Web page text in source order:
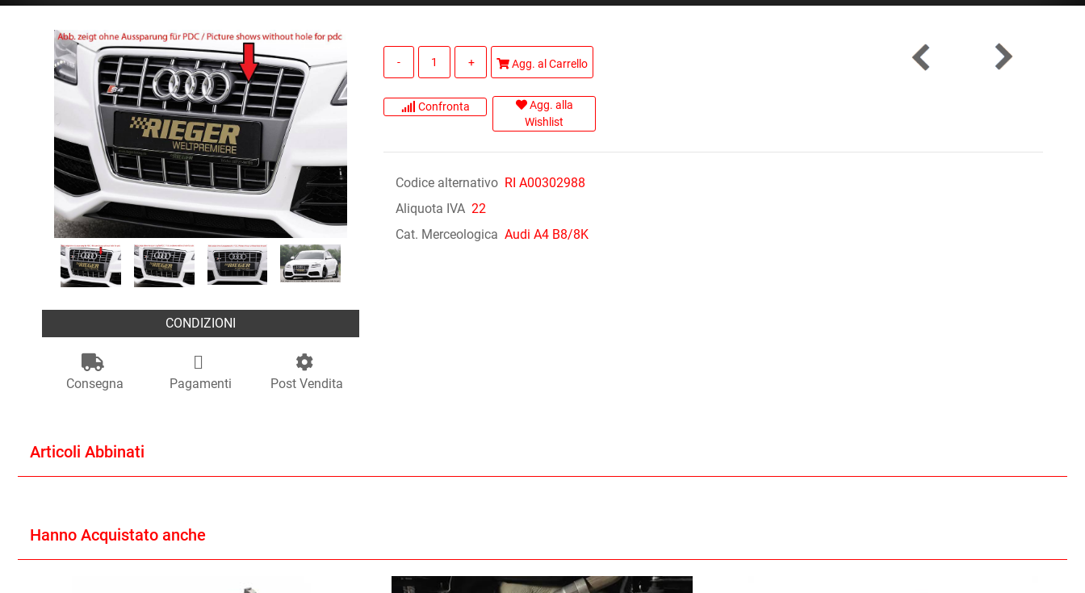
CONDIZIONI
Consegna Pagamenti Post Vendita
Quantità
Agg. al Carrello
Confronta
Agg. alla
Wishlist
Codice alternativo RI A00302988
Aliquota IVA 22
Cat. Merceologica Audi A4 B8/8K
Articoli Abbinati
Hanno Acquistato anche